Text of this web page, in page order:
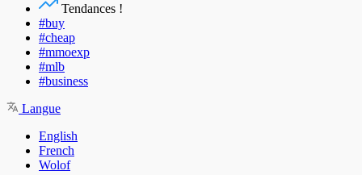
Tendances !
#buy
#cheap
#mmoexp
#mlb
#business
Langue
English
French
Wolof